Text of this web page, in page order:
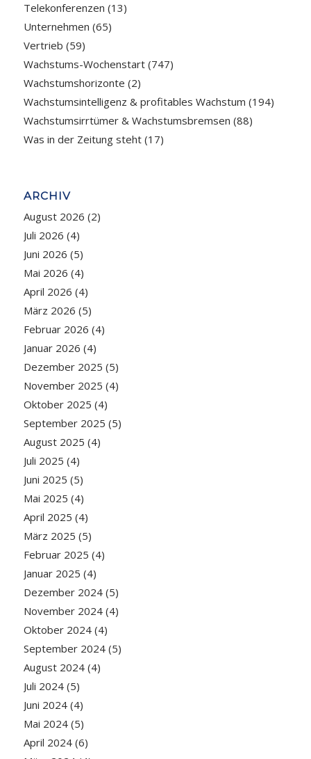
Telekonferenzen (13)
Unternehmen (65)
Vertrieb (59)
Wachstums-Wochenstart(747)
Wachstumshorizonte (2)
Wachstumsintelligenz & profitables Wachstum (194)
Wachstumsirrtümer & Wachstumsbremsen (88)
Was in der Zeitung steht(17)
ARCHIV
August 2026 (2)
Juli 2026 (4)
Juni 2026 (5)
Mai 2026 (4)
April 2026 (4)
März 2026 (5)
Februar 2026 (4)
Januar 2026 (4)
Dezember 2025 (5)
November 2025 (4)
Oktober 2025 (4)
September 2025 (5)
August 2025 (4)
Juli 2025 (4)
Juni 2025 (5)
Mai 2025 (4)
April 2025 (4)
März 2025 (5)
Februar 2025 (4)
Januar 2025 (4)
Dezember 2024(5)
November 2024(4)
Oktober 2024(4)
September 2024(5)
August 2024(4)
Juli 2024(5)
Juni 2024(4)
Mai 2024(5)
April 2024(6)